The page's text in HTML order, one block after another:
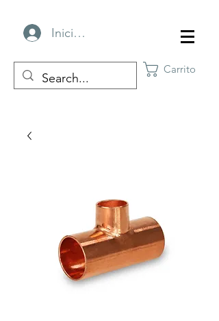
Iniciar sesión
Carrito